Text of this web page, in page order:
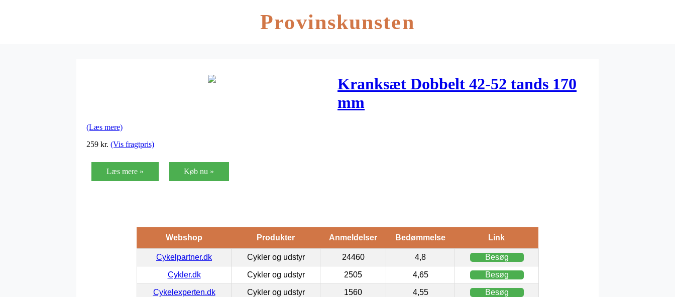
Provinskunsten
Kranksæt Dobbelt 42-52 tands 170
mm
(Læs mere)
259 kr. (Vis fragtpris)
Læs mere » Køb nu »
Webshop Produkter Anmeldelser Bedømmelse Link
Cykelpartner.dk Cykler og udstyr 24460 4,8 Besøg
Cykler.dk Cykler og udstyr 2505 4,65 Besøg
Cykelexperten.dk Cykler og udstyr 1560 4,55 Besøg